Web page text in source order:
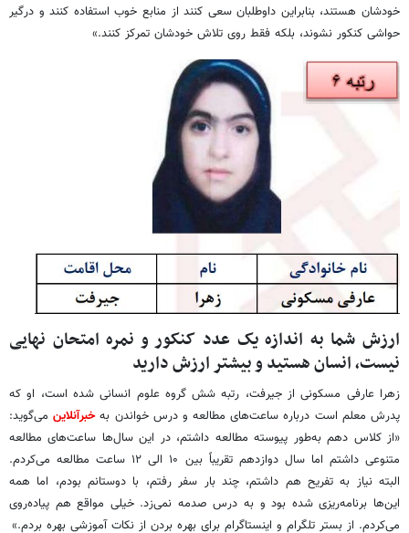
خودشان هستند، بنابراین داوطلبان سعی کنند از منابع خوب استفاده کنند و درگیر
حواشی کنکور نشوند، بلکه فقط روی تلاش خودشان تمرکز کنند.»
ارزش شما به اندازه یک عدد کنکور و نمره امتحان نهایی
نیست، انسان هستید و بیشتر ارزش دارید
زهرا عارفی مسکونی از جیرفت، رتبه شش گروه علوم انسانی شده است، او که
پدرش معلم است درباره ساعت‌های مطالعه و درس خواندن بهخبرآنلاینمی‌گوید:
«از کلاس دهم به‌طور پیوسته مطالعه داشتم، در این سال‌ها ساعت‌های مطالعه
متنوعی داشتم اما سال دوازدهم تقریباً بین ۱۰ الی ۱۲ ساعت مطالعه می‌کردم.
البته نیاز به تفریح هم داشتم، چند بار سفر رفتم، با دوستانم بودم، اما همه
این‌ها برنامه‌ریزی شده بود و به درس صدمه نمی‌زد. خیلی مواقع هم پیاده‌روی
می‌کردم. از بستر تلگرام و اینستاگرام برای بهره‌ بردن از نکات آموزشی بهره بردم.»